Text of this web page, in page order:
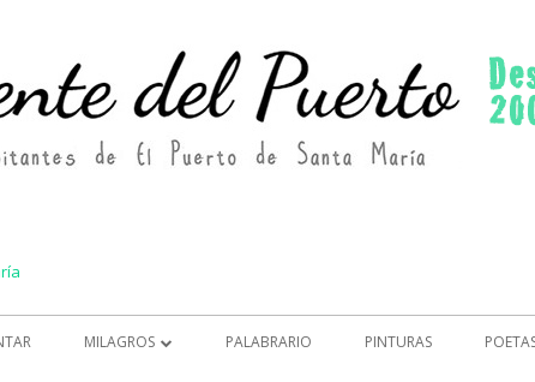
MILAGROS PALABRARIO PINTURAS